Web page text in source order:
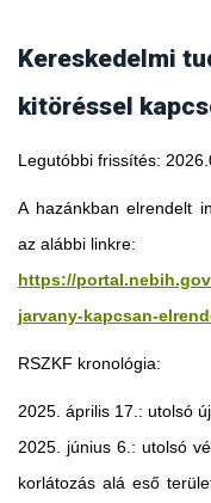
Kereskedelmi
kitöréssel
Legutóbbi frissítés:
A hazánkban elrendelt
az alábbi linkre:
https://
jarvany-kapcsan-
RSZKF kronológia:
2025. április 17.: utolsó
2025. június 6.: utolsó
korlátozás alá eső
Georgia